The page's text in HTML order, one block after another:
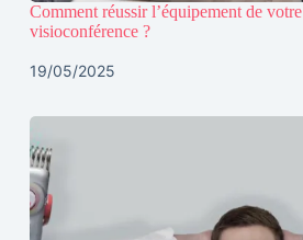
Comment réussir l’équipement de
visioconférence ?
19/05/2025